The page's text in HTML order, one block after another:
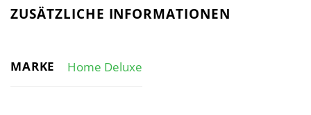
ZUSÄTZLICHE INFORMATIONEN
MARKE Home Deluxe